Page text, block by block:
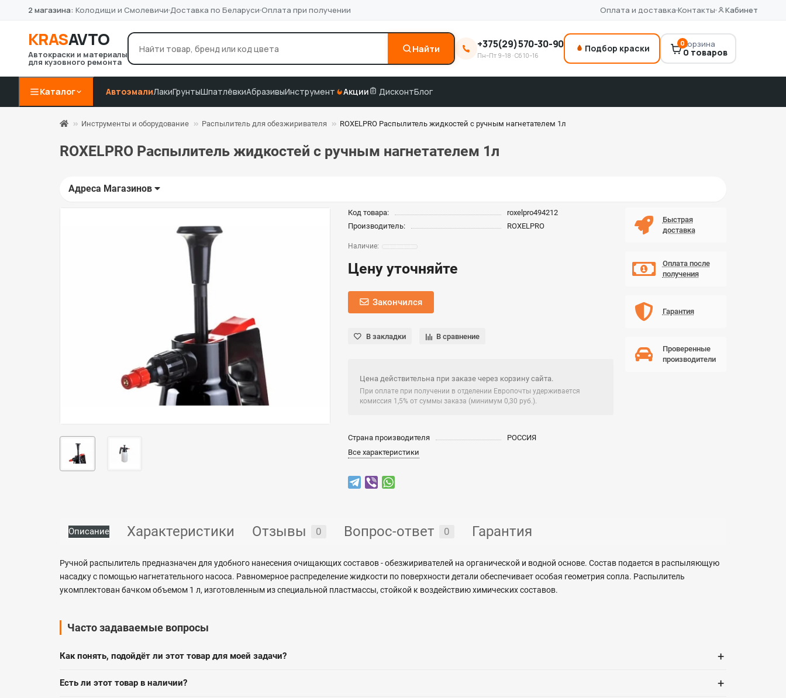
2 магазина: Колодищи и Смолевичи Доставка по Беларуси Оплата при получении Оплата и доставка Контакты Кабинет
KRASAVTO
Автокраски и материалы
для кузовного ремонта
Найти
Например: лак Novol грунт 4+1 P80 3M краска по коду подбор по VIN
+375(29)570-30-90
Пн–Пт 9–18 · Сб 10–16
Подбор краски 0Корзина
0 товаров
Каталог АвтоэмалиЛакиГрунтыШпатлёвкиАбразивыИнструмент Акции ДисконтБлог
Инструменты и оборудование Распылитель для обезжиривателя ROXELPRO Распылитель жидкостей с ручным нагнетателем 1л
ROXELPRO Распылитель жидкостей с ручным нагнетателем 1л
Адреса Магазинов
Код товара:
roxelpro494212
Производитель:
ROXELPRO
Цену уточняйте
Закончился
В закладки В сравнение
Цена действительна при заказе через корзину сайта.
При оплате при получении в отделении Европочты удерживается
комиссия 1,5% от суммы заказа (минимум 0,30 руб.).
Страна производителя
РОССИЯ
Все характеристики
Быстрая
доставка
Оплата после
получения
Гарантия
Проверенные
производители
Описание Характеристики Отзывы 0 Вопрос-ответ 0 Гарантия
Ручной распылитель предназначен для удобного нанесения очищающих составов - обезжиривателей на органической и водной основе. Состав подается в распыляющую
насадку с помощью нагнетательного насоса. Равномерное распределение жидкости по поверхности детали обеспечивает особая геометрия сопла. Распылитель
укомплектован бачком объемом 1 л, изготовленным из специальной пластмассы, стойкой к воздействию химических составов.
Часто задаваемые вопросы
Как понять, подойдёт ли этот товар для моей задачи? +
Есть ли этот товар в наличии? +